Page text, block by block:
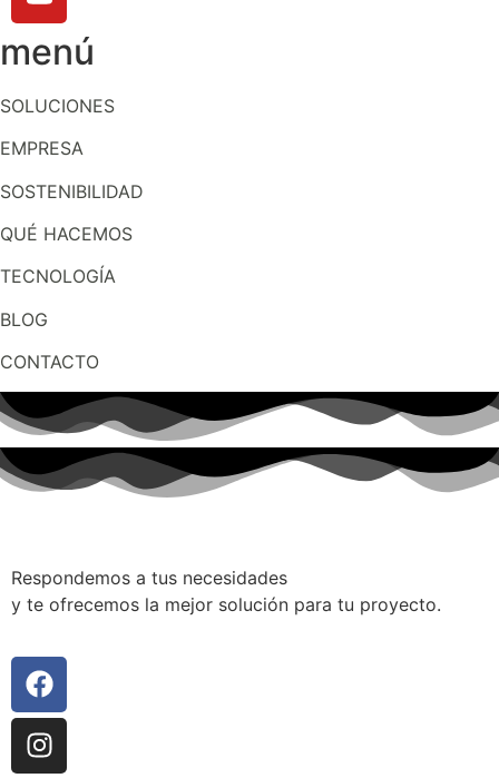
menú
SOLUCIONES
EMPRESA
SOSTENIBILIDAD
QUÉ HACEMOS
TECNOLOGÍA
BLOG
CONTACTO
Respondemos a tus necesidades
y te ofrecemos la mejor solución para tu proyecto.